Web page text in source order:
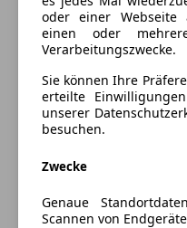
oder einer
einen oder
Verarbeitungszwecke.
Sie können Ihre
erteilte
unserer
besuchen.
Zwecke
Genaue
Scannen von